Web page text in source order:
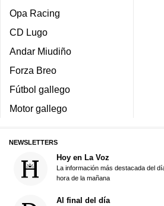
Opa Racing
CD Lugo
Andar Miudiño
Forza Breo
Fútbol gallego
Motor gallego
NEWSLETTERS
Hoy en La Voz
La información más destacada del
hora de la mañana
Al final del día